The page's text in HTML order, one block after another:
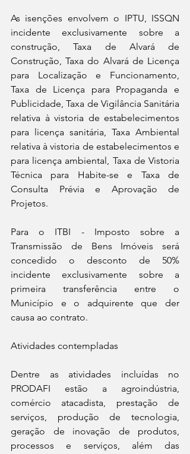
As isenções envolvem o IPTU, ISSQN
incidente exclusivamente sobre a
construção, Taxa de Alvará de
Construção, Taxa do Alvará de Licença
para Localização e Funcionamento,
Taxa de Licença para Propaganda e
Publicidade, Taxa de Vigilância Sanitária
relativa à vistoria de estabelecimentos
para licença sanitária, Taxa Ambiental
relativa à vistoria de estabelecimentos e
para licença ambiental, Taxa de Vistoria
Técnica para Habite-se e Taxa de
Consulta Prévia e Aprovação de
Projetos.
Para o ITBI - Imposto sobre a
Transmissão de Bens Imóveis será
concedido o desconto de 50%
incidente exclusivamente sobre a
primeira transferência entre o
Município e o adquirente que der
causa ao contrato.
Atividades contempladas
Dentre as atividades incluídas no
PRODAFI estão a agroindústria,
comércio atacadista, prestação de
serviços, produção de tecnologia,
geração de inovação de produtos,
processos e serviços, além das